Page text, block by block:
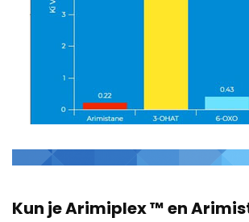
Kun je Arimiplex ™ en